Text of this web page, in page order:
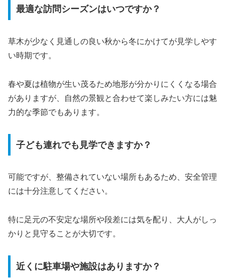
最適な訪問シーズンはいつですか？
草木が少なく見通しの良い秋から冬にかけてが見学しやす
い時期です。
春や夏は植物が生い茂るため地形が分かりにくくなる場合
がありますが、自然の景観と合わせて楽しみたい方には魅
力的な季節でもあります。
子ども連れでも見学できますか？
可能ですが、整備されていない場所もあるため、安全管理
には十分注意してください。
特に足元の不安定な場所や段差には気を配り、大人がしっ
かりと見守ることが大切です。
近くに駐車場や施設はありますか？